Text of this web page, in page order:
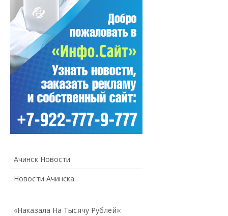
Ачинск Новости
Новости Ачинска
«Наказала На Тысячу Рублей»: